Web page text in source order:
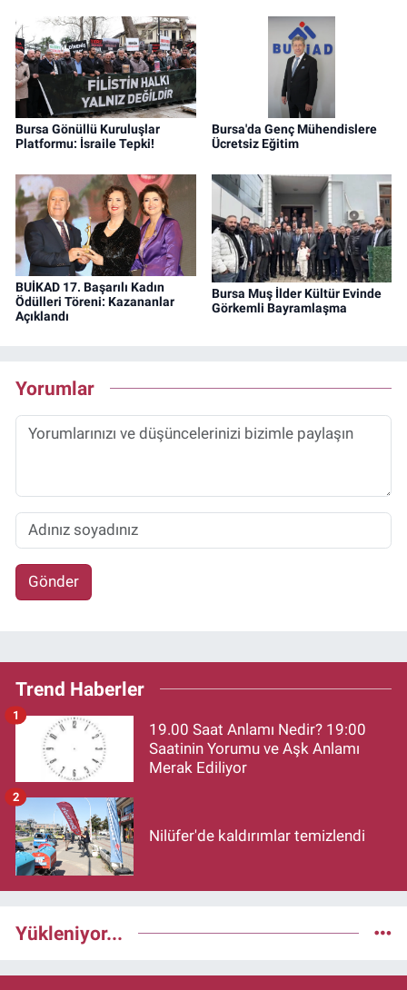
Bursa Gönüllü Kuruluşlar
Platformu: İsraile Tepki!
Bursa'da Genç Mühendislere
Ücretsiz Eğitim
BUİKAD 17. Başarılı Kadın
Ödülleri Töreni: Kazananlar
Açıklandı
Bursa Muş İlder Kültür Evinde
Görkemli Bayramlaşma
Yorumlar
Gönder
Trend Haberler
19.00 Saat Anlamı Nedir? 19:00
Saatinin Yorumu ve Aşk Anlamı
Merak Ediliyor
1
Nilüfer'de kaldırımlar temizlendi
2
Yükleniyor...